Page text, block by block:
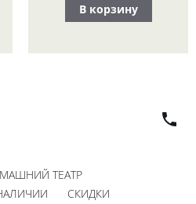
В корзину
ТЕАТР
СКИДКИ